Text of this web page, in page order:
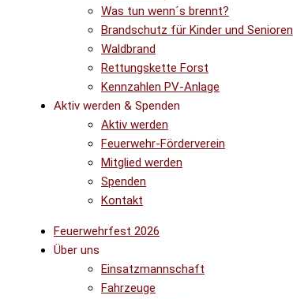
Was tun wenn´s brennt?
Brandschutz für Kinder und Senioren
Waldbrand
Rettungskette Forst
Kennzahlen PV-Anlage
Aktiv werden & Spenden
Aktiv werden
Feuerwehr-Förderverein
Mitglied werden
Spenden
Kontakt
Feuerwehrfest 2026
Über uns
Einsatzmannschaft
Fahrzeuge